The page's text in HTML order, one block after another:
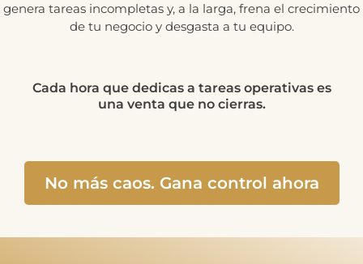
genera tareas incompletas y, a la larga, frena el crecimiento
de tu negocio y desgasta a tu equipo.
Cada hora que dedicas a tareas operativas es
una venta que no cierras.
No más caos. Gana control ahora